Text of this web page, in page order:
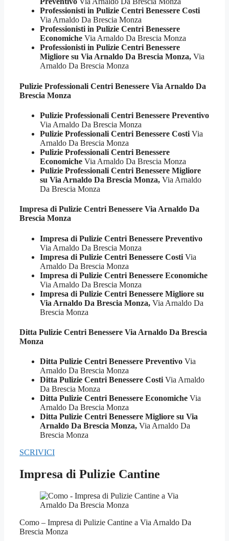
Professionisti in Pulizie Centri Benessere Costi
Via Arnaldo Da Brescia Monza
Professionisti in Pulizie Centri Benessere
Economiche Via Arnaldo Da Brescia Monza
Professionisti in Pulizie Centri Benessere
Migliore su Via Arnaldo Da Brescia Monza, Via
Arnaldo Da Brescia Monza
Pulizie Professionali Centri Benessere Via Arnaldo Da
Brescia Monza
Pulizie Professionali Centri Benessere Preventivo
Via Arnaldo Da Brescia Monza
Pulizie Professionali Centri Benessere Costi Via
Arnaldo Da Brescia Monza
Pulizie Professionali Centri Benessere
Economiche Via Arnaldo Da Brescia Monza
Pulizie Professionali Centri Benessere Migliore
su Via Arnaldo Da Brescia Monza, Via Arnaldo
Da Brescia Monza
Impresa di Pulizie Centri Benessere Via Arnaldo Da
Brescia Monza
Impresa di Pulizie Centri Benessere Preventivo
Via Arnaldo Da Brescia Monza
Impresa di Pulizie Centri Benessere Costi Via
Arnaldo Da Brescia Monza
Impresa di Pulizie Centri Benessere Economiche
Via Arnaldo Da Brescia Monza
Impresa di Pulizie Centri Benessere Migliore su
Via Arnaldo Da Brescia Monza, Via Arnaldo Da
Brescia Monza
Ditta Pulizie Centri Benessere Via Arnaldo Da Brescia
Monza
Ditta Pulizie Centri Benessere Preventivo Via
Arnaldo Da Brescia Monza
Ditta Pulizie Centri Benessere Costi Via Arnaldo
Da Brescia Monza
Ditta Pulizie Centri Benessere Economiche Via
Arnaldo Da Brescia Monza
Ditta Pulizie Centri Benessere Migliore su Via
Arnaldo Da Brescia Monza, Via Arnaldo Da
Brescia Monza
SCRIVICI
Impresa di Pulizie Cantine
Como – Impresa di Pulizie Cantine a Via Arnaldo Da
Brescia Monza